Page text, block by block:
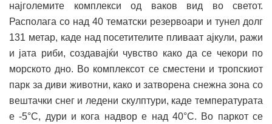
најголемите комплекси од ваков вид во светот.
Располага со над 40 тематски резервоари и тунел долг
131 метар, каде над посетителите пливаат ајкули, ражи
и јата риби, создавајќи чувство како да се чекори по
морското дно. Во комплексот се сместени и тропскиот
парк за диви животни, како и затворена снежна зона со
вештачки снег и ледени скулптури, каде температурата
е -5°C, дури и кога надвор е над 40°C. Во паркот се